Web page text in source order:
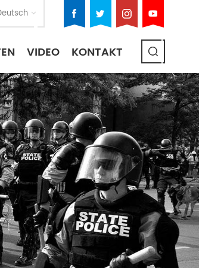
VIDEO KONTAKT